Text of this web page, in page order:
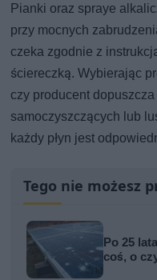
Pianki oraz spraye
przy mocnych
czeka zgodnie z
ściereczką. Wybierając
czy producent
samoczyszczących lub
każdy płyn jest
Tego nie możesz
Po 25
coś, o